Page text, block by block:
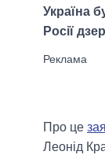
Україна
Росії
Про це
Леонід